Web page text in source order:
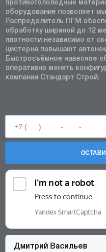
противогололёдные
оборудование позволяет
Распределитель ПГМ
обработку шириной до 12
плотности независимо от
цистерна повышают
Быстросъёмное навесное
оперативно менять
компании Стандарт Строй.
Дмитрий Васильев